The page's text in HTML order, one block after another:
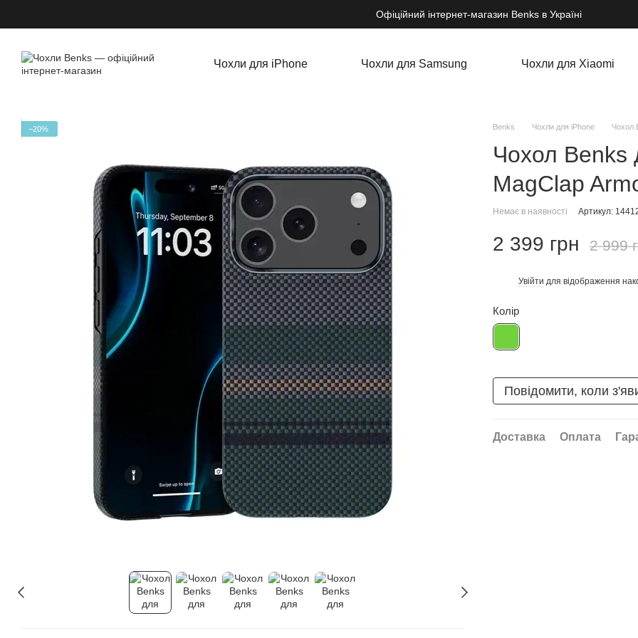
Офіційний інтернет-магазин Benks в Україні
Чохли для iPhone Чохли для Samsung Чохли для Xiaomi
−20% Benks Чохли для iPhone Чохол
Чохол Benks
MagClap
Немає в наявності Артикул:
2 399 грн 2 999
Увійти для відображення
Колір
Повідомити, коли
Доставка Оплата